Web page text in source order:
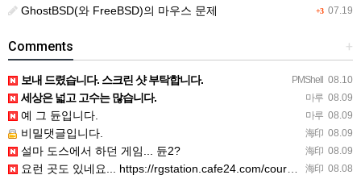
+3 07.19
GhostBSD(와 FreeBSD)의 마우스 문제
+
Comments
PMShell 08.10
보내 드렸습니다. 스크린 샷 부탁합니다.
마루 08.09
세상은 넓고 고수는 많습니다.
마루 08.09
예 그 듄입니다.
海印 08.09
비밀댓글입니다.
海印 08.09
설마 도스에서 하던 게임... 듄2?
海印 08.08
요런 곳도 있네요... https://rgstation.cafe24.com/course_tip/306500